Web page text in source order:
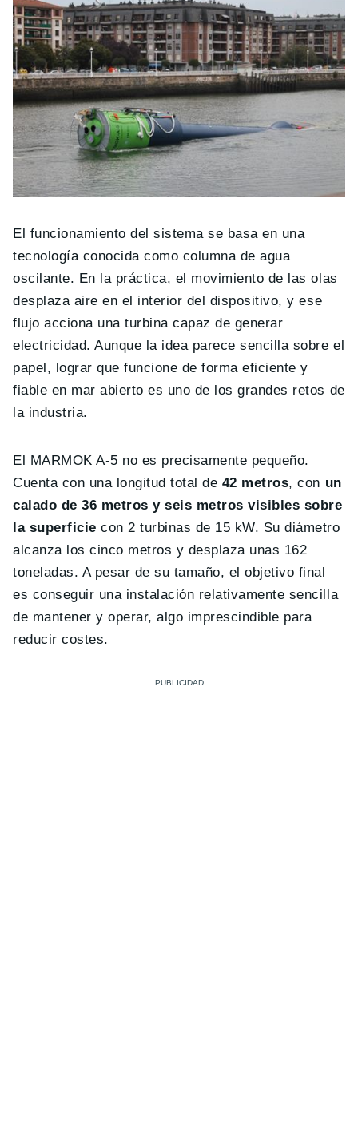
El funcionamiento del sistema se basa en una
tecnología conocida como columna de agua
oscilante. En la práctica, el movimiento de las olas
desplaza aire en el interior del dispositivo, y ese
flujo acciona una turbina capaz de generar
electricidad. Aunque la idea parece sencilla sobre el
papel, lograr que funcione de forma eficiente y
fiable en mar abierto es uno de los grandes retos de
la industria.
El MARMOK A-5 no es precisamente pequeño.
Cuenta con una longitud total de 42 metros, con un
calado de 36 metros y seis metros visibles sobre
la superficiecon 2 turbinas de 15 kW. Su diámetro
alcanza los cinco metros y desplaza unas 162
toneladas. A pesar de su tamaño, el objetivo final
es conseguir una instalación relativamente sencilla
de mantener y operar, algo imprescindible para
reducir costes.